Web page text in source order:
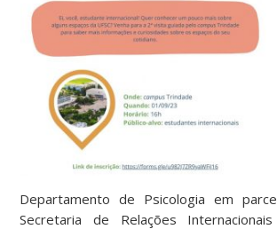
Departamento de Psicologia em
Secretaria de Relações